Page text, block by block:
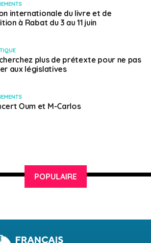
internationale du livre et de
à Rabat du 3 au 11 juin
plus de prétexte pour ne pas
aux législatives
Oum et M-Carlos
POPULAIRE